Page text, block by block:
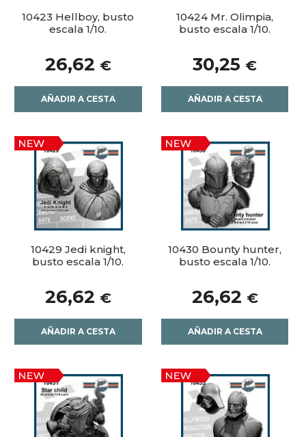
10423 Hellboy, busto
escala 1/10.
26,62 €
AÑADIR A CESTA
10424 Mr. Olimpia,
busto escala 1/10.
30,25 €
AÑADIR A CESTA
10429 Jedi knight,
busto escala 1/10.
26,62 €
AÑADIR A CESTA
10430 Bounty hunter,
busto escala 1/10.
26,62 €
AÑADIR A CESTA